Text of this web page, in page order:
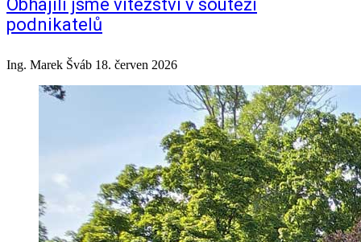
Obhájili jsme vítězství v soutěži
podnikatelů
Ing. Marek Šváb 18. červen 2026